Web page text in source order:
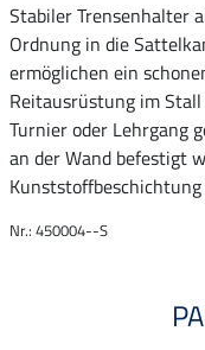
Stabiler Trensenhalter
Ordnung in die
ermöglichen ein
Reitausrüstung im
Turnier oder Lehrgang
an der Wand befestigt
Nr.: 450004--S